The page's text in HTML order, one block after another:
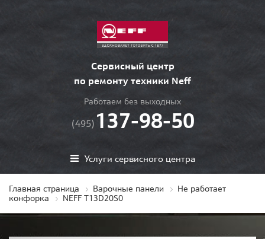
Сервисный центр
по ремонту техники Neff
Работаем без выходных
(495) 137-98-50
Услуги сервисного центра
Главная страница Варочные панели
Не работает
конфорка
NEFF T13D20S0